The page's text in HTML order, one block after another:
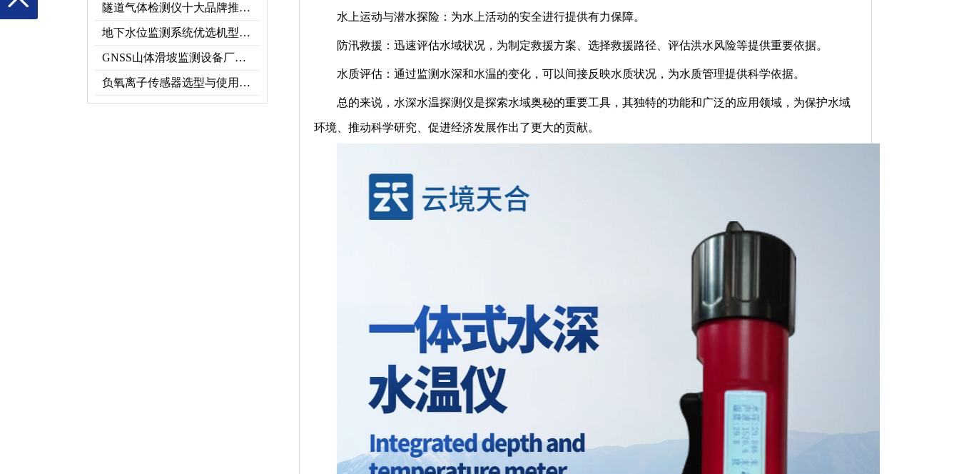
隧道气体检测仪十大品牌推荐榜单（2026行业TOP10）
地下水位监测系统优选机型：TH-DSW2深井地下水智能在线监测解决方案
GNSS山体滑坡监测设备厂家实力排行｜2026地质灾害监测优选
负氧离子传感器选型与使用，看这一篇就够了！
水上运动与潜水探险：为水上活动的安全进行提供有力保障。
防汛救援：迅速评估水域状况，为制定救援方案、选择救援路径、评估洪水风险等提供重要依据。
水质评估：通过监测水深和水温的变化，可以间接反映水质状况，为水质管理提供科学依据。
总的来说，水深水温探测仪是探索水域奥秘的重要工具，其独特的功能和广泛的应用领域，为保护水域
环境、推动科学研究、促进经济发展作出了更大的贡献。